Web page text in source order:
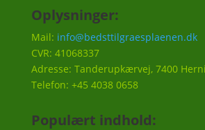
Oplysninger:
Mail: info@bedsttilgraesplaenen.dk
CVR: 41068337
Adresse: Tanderupkærvej, 7400
Telefon: +45 4038 0658
Populært indhold: